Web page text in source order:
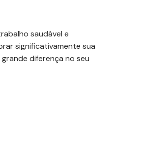
saudável e
significativamente sua
diferença no seu